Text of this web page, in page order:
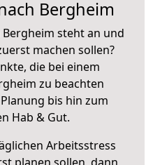
Bergheim
steht an und
machen sollen?
die bei einem
zu beachten
bis hin zum
Hab & Gut.
Arbeitsstress